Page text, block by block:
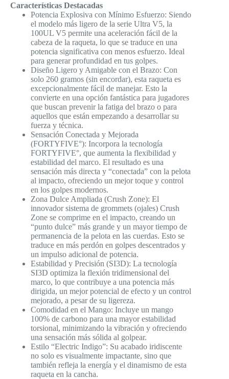
Características Destacadas
Potencia Explosiva con Mínimo Esfuerzo: Siendo
el modelo más ligero de la serie Ultra V5, la
100UL V5 permite una aceleración fácil de la
cabeza de la raqueta, lo que se traduce en una
potencia significativa con menos esfuerzo. Ideal
para generar profundidad en tus golpes.
Diseño Ligero y Amigable con el Brazo: Con
solo 260 gramos (sin encordar), esta raqueta es
excepcionalmente fácil de manejar. Esto la
convierte en una opción fantástica para jugadores
que buscan prevenir la fatiga del brazo o para
aquellos que están empezando a desarrollar su
fuerza y técnica.
Sensación Conectada y Mejorada
(FORTYFIVE°): Incorpora la tecnología
FORTYFIVE°, que aumenta la flexibilidad y
estabilidad del marco. El resultado es una
sensación más directa y “conectada” con la pelota
al impacto, ofreciendo un mejor toque y control
en los golpes modernos.
Zona Dulce Ampliada (Crush Zone): El
innovador sistema de grommets (ojales) Crush
Zone se comprime en el impacto, creando un
“punto dulce” más grande y un mayor tiempo de
permanencia de la pelota en las cuerdas. Esto se
traduce en más perdón en golpes descentrados y
un impulso adicional de potencia.
Estabilidad y Precisión (SI3D): La tecnología
SI3D optimiza la flexión tridimensional del
marco, lo que contribuye a una potencia más
dirigida, un mejor potencial de efecto y un control
mejorado, a pesar de su ligereza.
Comodidad en el Mango: Incluye un mango
100% de carbono para una mayor estabilidad
torsional, minimizando la vibración y ofreciendo
una sensación más sólida al golpear.
Estilo “Electric Indigo”: Su acabado iridiscente
no solo es visualmente impactante, sino que
también refleja la energía y el dinamismo de esta
raqueta en la cancha.